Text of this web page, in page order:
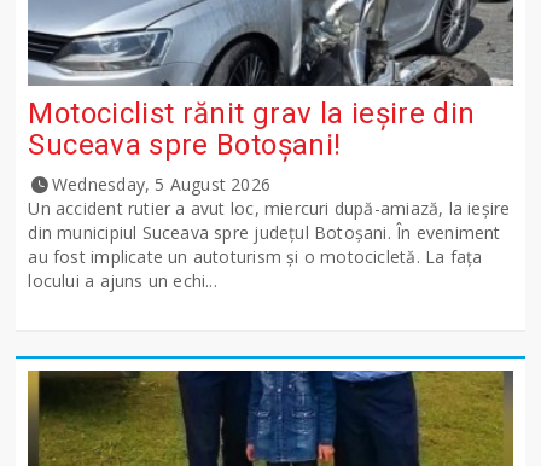
Motociclist rănit grav la ieșire din
Suceava spre Botoșani!
Wednesday, 5 August 2026
Un accident rutier a avut loc, miercuri după-amiază, la ieșire
din municipiul Suceava spre județul Botoșani. În eveniment
au fost implicate un autoturism și o motocicletă. La fața
locului a ajuns un echi...